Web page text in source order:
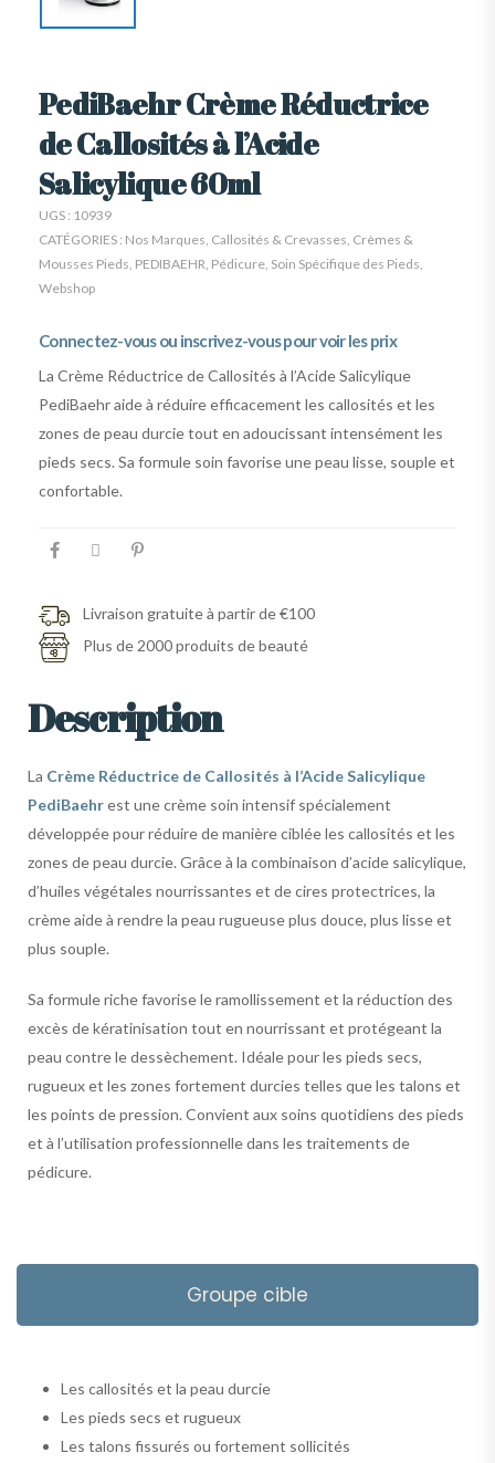
PediBaehr Crème Réductrice
de Callosités à l’Acide
Salicylique 60ml
UGS : 10939
CATÉGORIES : Nos Marques Callosités & Crevasses Crèmes &
Mousses Pieds PEDIBAEHR Pédicure Soin Spécifique des Pieds
Webshop
Connectez-vous ou inscrivez-vous pour voir les prix
La Crème Réductrice de Callosités à l’Acide Salicylique
PediBaehr aide à réduire efficacement les callosités et les
zones de peau durcie tout en adoucissant intensément les
pieds secs. Sa formule soin favorise une peau lisse, souple et
confortable.
Livraison gratuite à partir de €100
Plus de 2000 produits de beauté
Description
La Crème Réductrice de Callosités à l’Acide Salicylique
PediBaehrest une crème soin intensif spécialement
développée pour réduire de manière ciblée les callosités et les
zones de peau durcie. Grâce à la combinaison d’acide salicylique,
d’huiles végétales nourrissantes et de cires protectrices, la
crème aide à rendre la peau rugueuse plus douce, plus lisse et
plus souple.
Sa formule riche favorise le ramollissement et la réduction des
excès de kératinisation tout en nourrissant et protégeant la
peau contre le dessèchement. Idéale pour les pieds secs,
rugueux et les zones fortement durcies telles que les talons et
les points de pression. Convient aux soins quotidiens des pieds
et à l’utilisation professionnelle dans les traitements de
pédicure.
Groupe cible
Les callosités et la peau durcie
Les pieds secs et rugueux
Les talons fissurés ou fortement sollicités